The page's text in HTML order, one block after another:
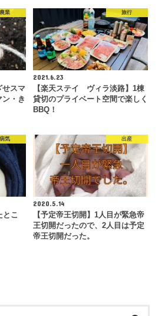
農業
せスマ
・き
旅行
2021.6.23
【楽天ステイ ヴィラ淡路】1棟
貸切のプライベート空間で楽しく
BBQ！
病気
とこ
出産
2020.5.14
【予定帝王切開】1人目が緊急帝
王切開だったので、2人目は予定
帝王切開だった。